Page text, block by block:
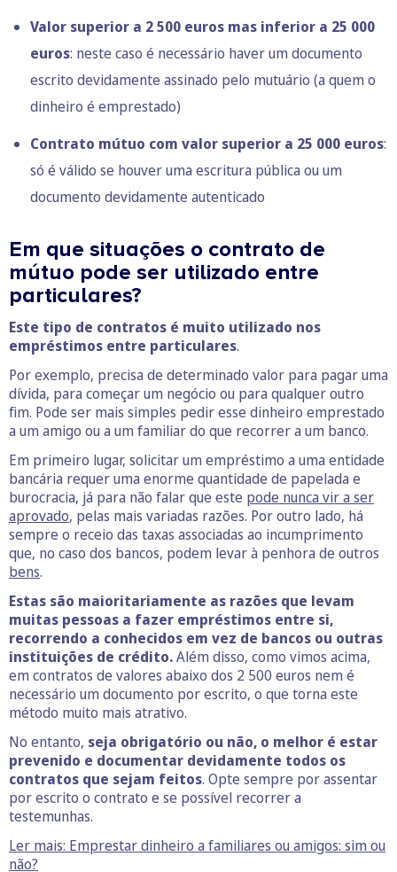
Valor superior a 2 500 euros mas inferior a 25 000
euros: neste caso é necessário haver um documento
escrito devidamente assinado pelo mutuário (a quem o
dinheiro é emprestado)
Contrato mútuo com valor superior a 25 000 euros:
só é válido se houver uma escritura pública ou um
documento devidamente autenticado
Em que situações o contrato de
mútuo pode ser utilizado entre
particulares?
Este tipo de contratos é muito utilizado nos
empréstimos entre particulares.
Por exemplo, precisa de determinado valor para pagar uma
dívida, para começar um negócio ou para qualquer outro
fim. Pode ser mais simples pedir esse dinheiro emprestado
a um amigo ou a um familiar do que recorrer a um banco.
Em primeiro lugar, solicitar um empréstimo a uma entidade
bancária requer uma enorme quantidade de papelada e
burocracia, já para não falar que este pode nunca vir a ser
aprovado, pelas mais variadas razões. Por outro lado, há
sempre o receio das taxas associadas ao incumprimento
que, no caso dos bancos, podem levar à penhora de outros
bens.
Estas são maioritariamente as razões que levam
muitas pessoas a fazer empréstimos entre si,
recorrendo a conhecidos em vez de bancos ou outras
instituições de crédito.Além disso, como vimos acima,
em contratos de valores abaixo dos 2 500 euros nem é
necessário um documento por escrito, o que torna este
método muito mais atrativo.
No entanto, seja obrigatório ou não, o melhor é estar
prevenido e documentar devidamente todos os
contratos que sejam feitos. Opte sempre por assentar
por escrito o contrato e se possível recorrer a
testemunhas.
Ler mais: Emprestar dinheiro a familiares ou amigos: sim ou
não?